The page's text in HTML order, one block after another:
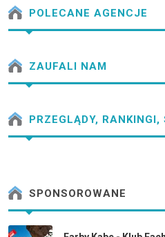
POLECANE AGENCJE
ZAUFALI NAM
PRZEGLĄDY,
SPONSOROWANE